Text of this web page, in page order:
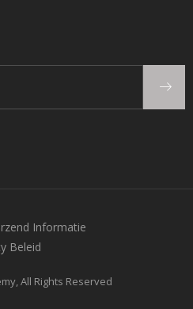
Informatie
Beleid
All Rights Reserved